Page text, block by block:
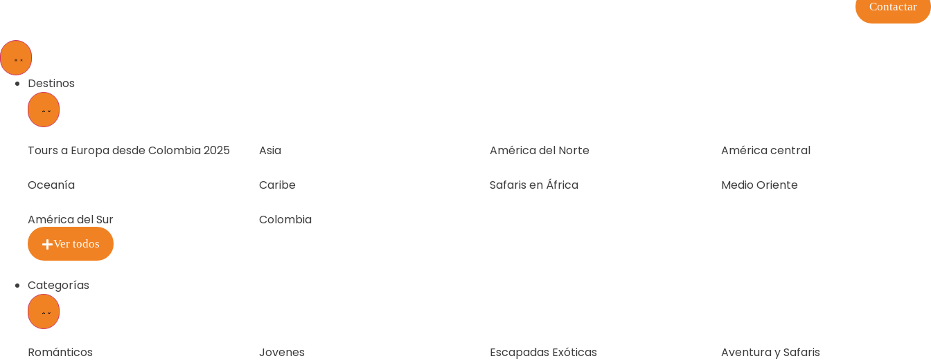
Contactar
Destinos
Tours a Europa desde Colombia 2025 Asia América del Norte América central
Oceanía Caribe Safaris en África Medio Oriente
América del Sur Colombia
Ver todos
Categorías
Románticos Jovenes Escapadas Exóticas Aventura y Safaris